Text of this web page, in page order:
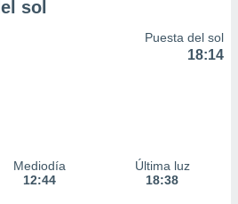
sol
Puesta del sol
18:14
Mediodía
12:44
Última luz
18:38